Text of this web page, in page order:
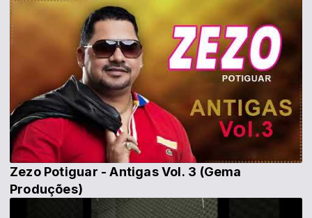
Zezo Potiguar - Antigas Vol. 3 (Gema
Produções)